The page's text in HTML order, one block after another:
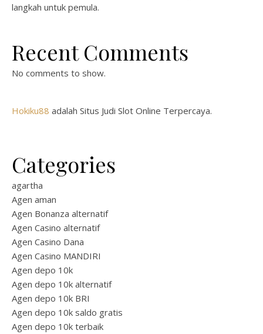
langkah untuk pemula.
Recent Comments
No comments to show.
Hokiku88 adalah Situs Judi Slot Online Terpercaya.
Categories
agartha
Agen aman
Agen Bonanza alternatif
Agen Casino alternatif
Agen Casino Dana
Agen Casino MANDIRI
Agen depo 10k
Agen depo 10k alternatif
Agen depo 10k BRI
Agen depo 10k saldo gratis
Agen depo 10k terbaik